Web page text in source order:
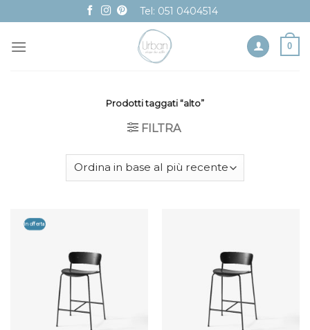
to
content
Tel: 051 0404514
0
Prodotti taggati “alto”
FILTRA
In offerta